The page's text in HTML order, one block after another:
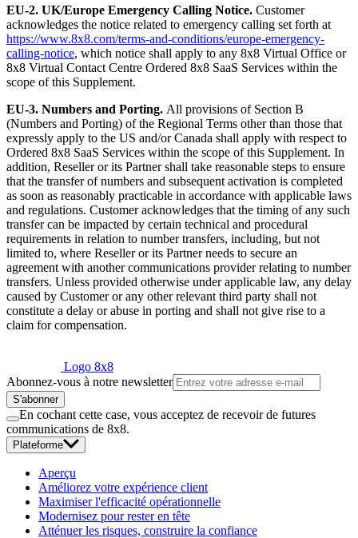
EU-2. UK/Europe Emergency Calling Notice. Customer
acknowledges the notice related to emergency calling set forth at
https://www.8x8.com/terms-and-conditions/europe-emergency-
calling-notice, which notice shall apply to any 8x8 Virtual Office or
8x8 Virtual Contact Centre Ordered 8x8 SaaS Services within the
scope of this Supplement.
EU-3. Numbers and Porting. All provisions of Section B
(Numbers and Porting) of the Regional Terms other than those that
expressly apply to the US and/or Canada shall apply with respect to
Ordered 8x8 SaaS Services within the scope of this Supplement. In
addition, Reseller or its Partner shall take reasonable steps to ensure
that the transfer of numbers and subsequent activation is completed
as soon as reasonably practicable in accordance with applicable laws
and regulations. Customer acknowledges that the timing of any such
transfer can be impacted by certain technical and procedural
requirements in relation to number transfers, including, but not
limited to, where Reseller or its Partner needs to secure an
agreement with another communications provider relating to number
transfers. Unless provided otherwise under applicable law, any delay
caused by Customer or any other relevant third party shall not
constitute a delay or abuse in porting and shall not give rise to a
claim for compensation.
Logo 8x8
Abonnez-vous à notre newsletter
S'abonner
En cochant cette case, vous acceptez de recevoir de futures
communications de 8x8.
Plateforme
Aperçu
Améliorez votre expérience client
Maximiser l'efficacité opérationnelle
Modernisez pour rester en tête
Atténuer les risques, construire la confiance